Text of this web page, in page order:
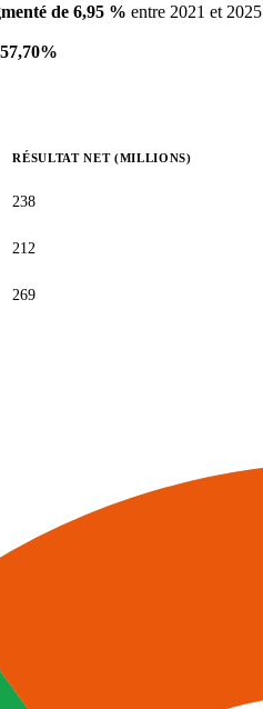
de 6,95 % entre 2021 et 2025
RÉSULTAT NET (MILLIONS)
238
212
269